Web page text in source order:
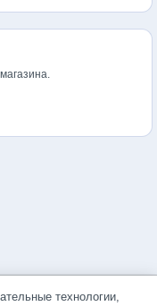
технологии,